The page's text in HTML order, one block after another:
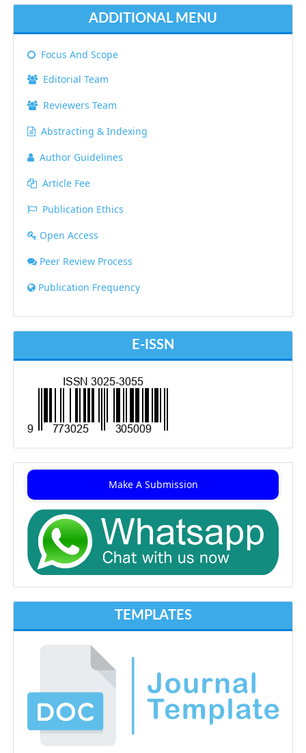
ADDITIONAL MENU
Focus And Scope
Editorial Team
Reviewers Team
Abstracting & Indexing
Author Guidelines
Article Fee
Publication Ethics
Open Access
Peer Review Process
Publication Frequency
E-ISSN
Make A Submission
TEMPLATES